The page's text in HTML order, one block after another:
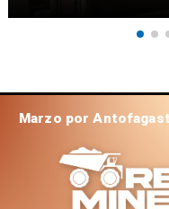
Marzo por